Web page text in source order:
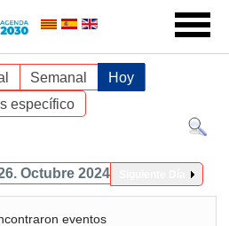
Semanal
Hoy
específico
Octubre 2024
eventos